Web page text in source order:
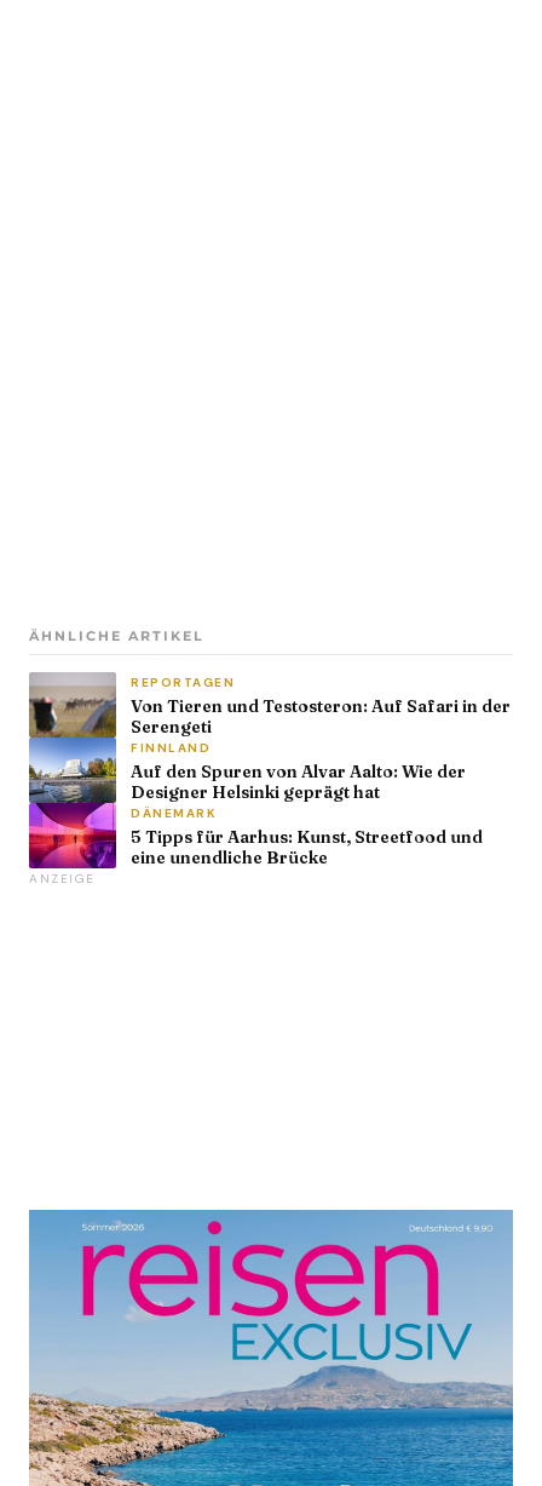
ÄHNLICHE ARTIKEL
REPORTAGEN
Von Tieren und Testosteron: Auf Safari in der
Serengeti
FINNLAND
Auf den Spuren von Alvar Aalto: Wie der
Designer Helsinki geprägt hat
DÄNEMARK
5 Tipps für Aarhus: Kunst, Streetfood und
eine unendliche Brücke
ANZEIGE